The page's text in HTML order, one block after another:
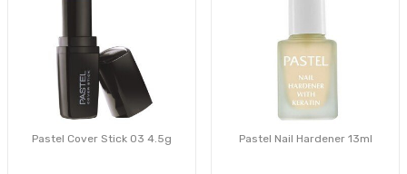
Pastel Cover Stick 03 4.5g Pastel Nail Hardener 13ml